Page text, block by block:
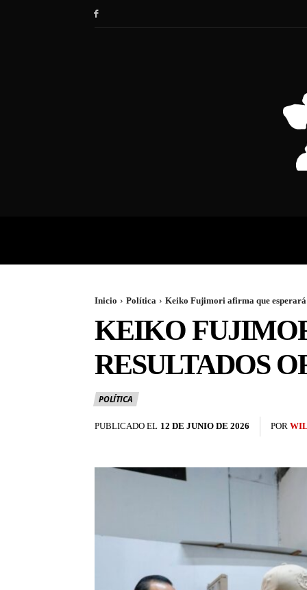
Inicio Política Keiko Fujimori afirma que esperará
KEIKO
RESULTADOS
POLÍTICA
PUBLICADO EL 12 DE JUNIO DE 2026 POR